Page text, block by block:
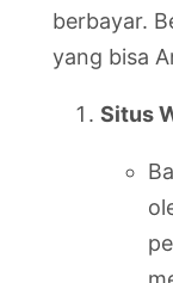
berbayar.
yang bisa
Situs